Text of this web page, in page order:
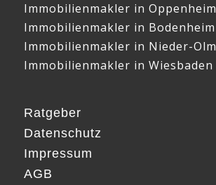
Immobilienmakler in Oppenheim
Immobilienmakler in Bodenheim
Immobilienmakler in Nieder-Olm
Immobilienmakler in Wiesbaden
Ratgeber
Datenschutz
Impressum
AGB